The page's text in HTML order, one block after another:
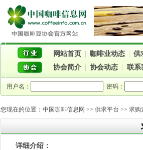
网站首页 咖啡业动态 供
协会简介
协会动态 联系
用户名： 密码：
您现在的位置： 中国咖啡信息网 >> 供求平台 >> 求购
详细介绍：